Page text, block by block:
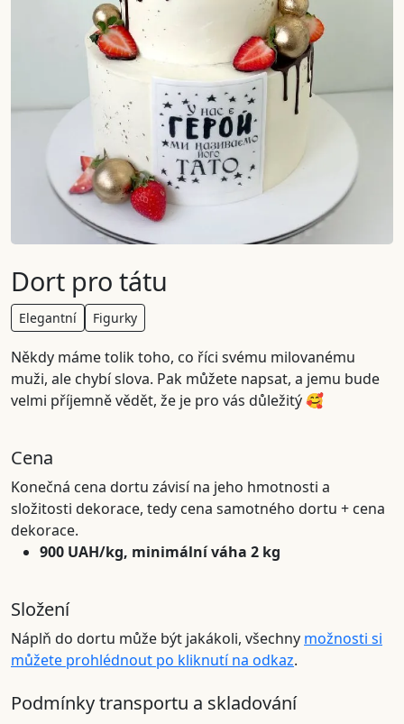
Dort pro tátu
Elegantní Figurky
Někdy máme tolik toho, co říci svému milovanému
muži, ale chybí slova. Pak můžete napsat, a jemu bude
velmi příjemně vědět, že je pro vás důležitý 🥰
Cena
Konečná cena dortu závisí na jeho hmotnosti a
složitosti dekorace, tedy cena samotného dortu + cena
dekorace.
900 UAH/kg, minimální váha 2 kg
Složení
Náplň do dortu může být jakákoli, všechny možnosti si
můžete prohlédnout po kliknutí na odkaz.
Podmínky transportu a skladování